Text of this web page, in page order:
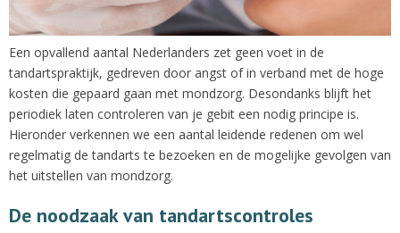
Een opvallend aantal Nederlanders zet geen voet in de
tandartspraktijk, gedreven door angst of in verband met de hoge
kosten die gepaard gaan met mondzorg. Desondanks blijft het
periodiek laten controleren van je gebit een nodig principe is.
Hieronder verkennen we een aantal leidende redenen om wel
regelmatig de tandarts te bezoeken en de mogelijke gevolgen van
het uitstellen van mondzorg.
De noodzaak van tandartscontroles